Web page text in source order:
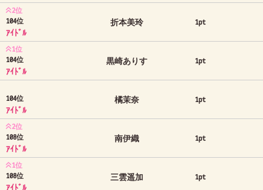
2位
104位
ｱｲﾄﾞﾙ
折本美玲 1pt
1位
104位
ｱｲﾄﾞﾙ
黒崎ありす 1pt
104位
ｱｲﾄﾞﾙ
橘茉奈 1pt
2位
108位
ｱｲﾄﾞﾙ
南伊織 1pt
1位
108位
ｱｲﾄﾞﾙ
三雲遥加 1pt